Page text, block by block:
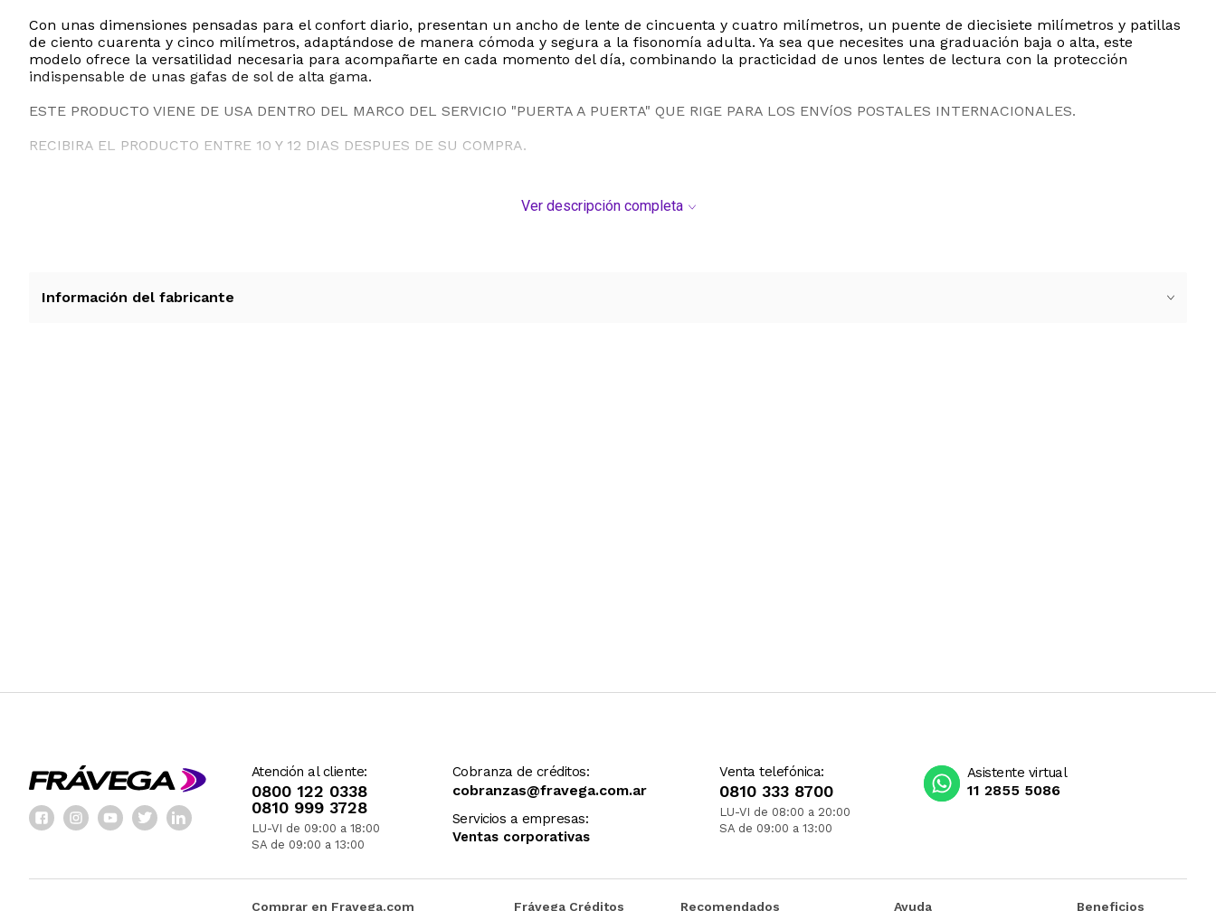
Con unas dimensiones pensadas para el confort diario, presentan un ancho de lente de cincuenta y cuatro milímetros, un puente de diecisiete milímetros y patillas
de ciento cuarenta y cinco milímetros, adaptándose de manera cómoda y segura a la fisonomía adulta. Ya sea que necesites una graduación baja o alta, este
modelo ofrece la versatilidad necesaria para acompañarte en cada momento del día, combinando la practicidad de unos lentes de lectura con la protección
indispensable de unas gafas de sol de alta gama.
ESTE PRODUCTO VIENE DE USA DENTRO DEL MARCO DEL SERVICIO "PUERTA A PUERTA" QUE RIGE PARA LOS ENVíOS POSTALES INTERNACIONALES.
RECIBIRA EL PRODUCTO ENTRE 10 Y 12 DIAS DESPUES DE SU COMPRA.
Ver descripción completa
Información del fabricante
Atención al cliente:
0800 122 0338
0810 999 3728
LU-VI de 09:00 a 18:00
SA de 09:00 a 13:00
Cobranza de créditos:
cobranzas@fravega.com.ar
Servicios a empresas:
Ventas corporativas
Venta telefónica:
0810 333 8700
LU-VI de 08:00 a 20:00
SA de 09:00 a 13:00
Asistente virtual
11 2855 5086
Comprar en Fravega.com Frávega Créditos Recomendados Ayuda Beneficios